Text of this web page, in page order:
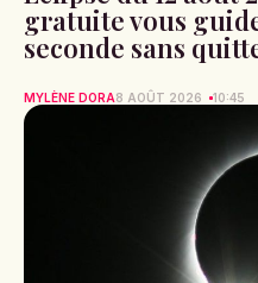
gratuite vous
seconde sans
MYLÈNE DORA8 AOÛT 2026 10:45